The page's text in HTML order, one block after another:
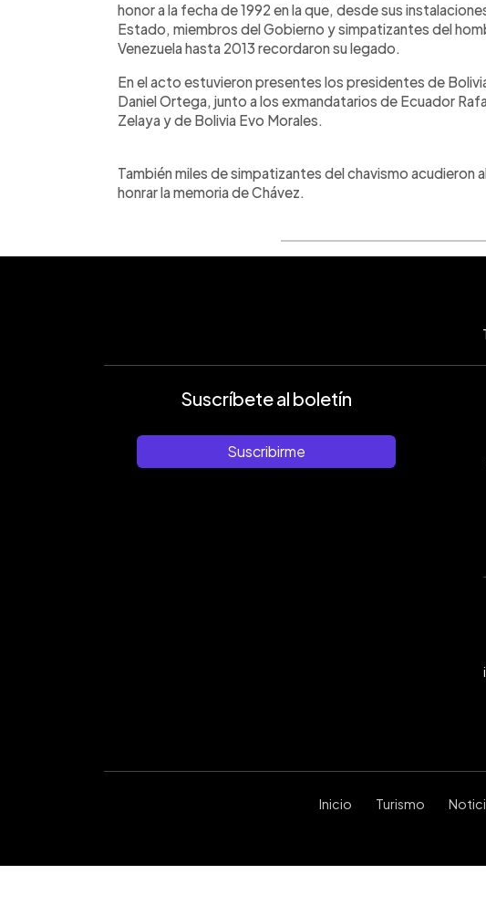
honor a la fecha de 1992 en la que, desde sus
Estado, miembros del Gobierno y simpatizantes del
Venezuela hasta 2013 recordaron su legado.
En el acto estuvieron presentes los presidentes de
Daniel Ortega, junto a los exmandatarios de Ecuador
Zelaya y de Bolivia Evo Morales.
También miles de simpatizantes del chavismo acudieron
honrar la memoria de Chávez.
Suscríbete al boletín
Suscribirme
Inicio Turismo